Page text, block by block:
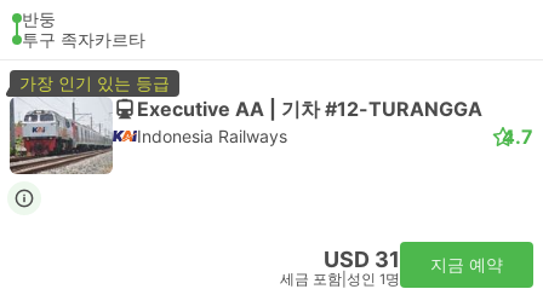
반둥
투구 족자카르타
가장 인기 있는 등급
Executive AA | 기차 #12-TURANGGA
Indonesia Railways 4.7
USD 31
세금 포함 성인 1명
지금 예약